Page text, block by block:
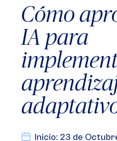
Cómo
IA para
Inicio: 23 de